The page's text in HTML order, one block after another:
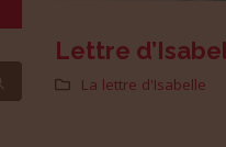
Lettre
La lettre d'Isabelle